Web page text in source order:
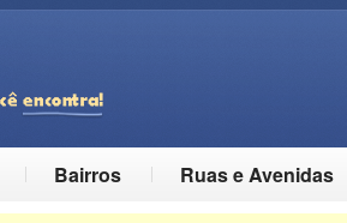
Bairros Ruas e Avenidas